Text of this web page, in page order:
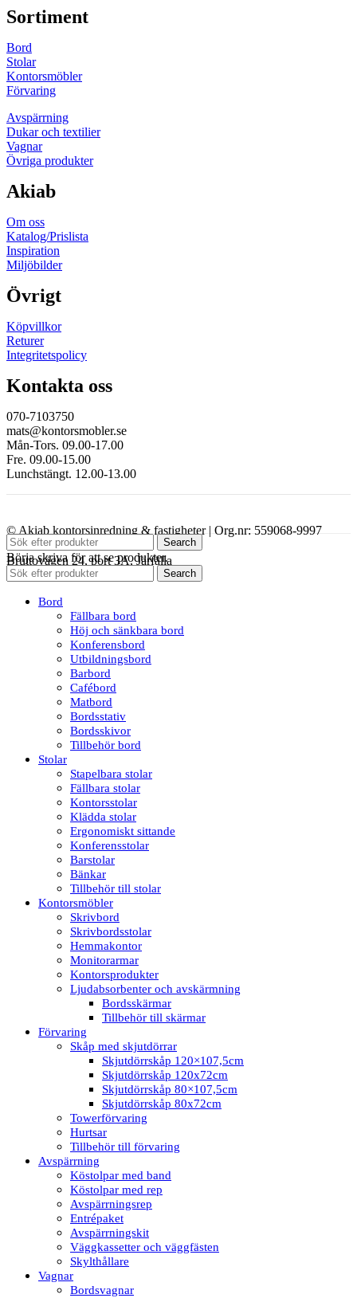
Sortiment
Bord
Stolar
Kontorsmöbler
Förvaring
Avspärrning
Dukar och textilier
Vagnar
Övriga produkter
Akiab
Om oss
Katalog/Prislista
Inspiration
Miljöbilder
Övrigt
Köpvillkor
Returer
Integritetspolicy
Kontakta oss
070-7103750
mats@kontorsmobler.se
Mån-Tors. 09.00-17.00
Fre. 09.00-15.00
Lunchstängt. 12.00-13.00
© Akiab kontorsinredning & fastigheter | Org.nr: 559068-9997
Bruttovägen 24, port 3A, Järfälla
Search
Börja skriva för att se produkter.
Search
Bord
Fällbara bord
Höj och sänkbara bord
Konferensbord
Utbildningsbord
Barbord
Cafébord
Matbord
Bordsstativ
Bordsskivor
Tillbehör bord
Stolar
Stapelbara stolar
Fällbara stolar
Kontorsstolar
Klädda stolar
Ergonomiskt sittande
Konferensstolar
Barstolar
Bänkar
Tillbehör till stolar
Kontorsmöbler
Skrivbord
Skrivbordsstolar
Hemmakontor
Monitorarmar
Kontorsprodukter
Ljudabsorbenter och avskärmning
Bordsskärmar
Tillbehör till skärmar
Förvaring
Skåp med skjutdörrar
Skjutdörrskåp 120×107,5cm
Skjutdörrskåp 120x72cm
Skjutdörrskåp 80×107,5cm
Skjutdörrskåp 80x72cm
Towerförvaring
Hurtsar
Tillbehör till förvaring
Avspärrning
Köstolpar med band
Köstolpar med rep
Avspärrningsrep
Entrépaket
Avspärrningskit
Väggkassetter och väggfästen
Skylthållare
Vagnar
Bordsvagnar